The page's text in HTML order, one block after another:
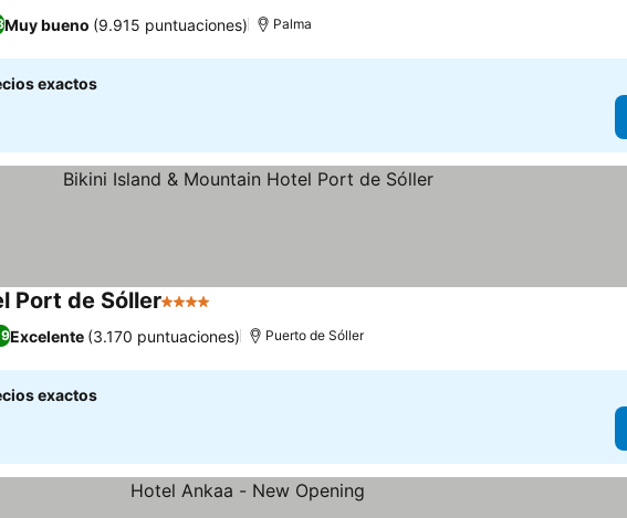
Muy bueno (9.915 puntuaciones) Palma
exactos
Port de Sóller4 Estrellas
Excelente (3.170 puntuaciones) Puerto de Sóller
exactos